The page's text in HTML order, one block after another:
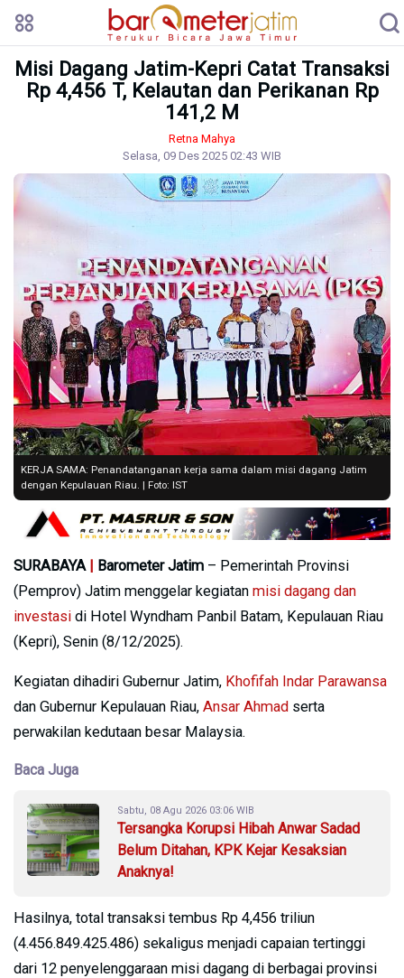
Misi Dagang Jatim-Kepri Catat Transaksi
Rp 4,456 T, Kelautan dan Perikanan Rp
141,2 M
Retna Mahya
Selasa, 09 Des 2025 02:43 WIB
KERJA SAMA: Penandatanganan kerja sama dalam misi dagang Jatim
dengan Kepulauan Riau. | Foto: IST
SURABAYA | Barometer Jatim – Pemerintah Provinsi
(Pemprov) Jatim menggelar kegiatan misi dagang dan
investasi di Hotel Wyndham Panbil Batam, Kepulauan Riau
(Kepri), Senin (8/12/2025).
Kegiatan dihadiri Gubernur Jatim, Khofifah Indar Parawansa
dan Gubernur Kepulauan Riau, Ansar Ahmad serta
perwakilan kedutaan besar Malaysia.
Baca Juga
Sabtu, 08 Agu 2026 03:06 WIB
Tersangka Korupsi Hibah Anwar Sadad
Belum Ditahan, KPK Kejar Kesaksian
Anaknya!
Hasilnya, total transaksi tembus Rp 4,456 triliun
(4.456.849.425.486) sekaligus menjadi capaian tertinggi
dari 12 penyelenggaraan misi dagang di berbagai provinsi